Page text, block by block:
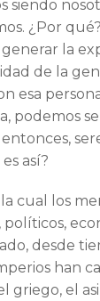
siendo
¿Por
la
de la
esa
podemos
así?
cual los
desde
han
griego, el